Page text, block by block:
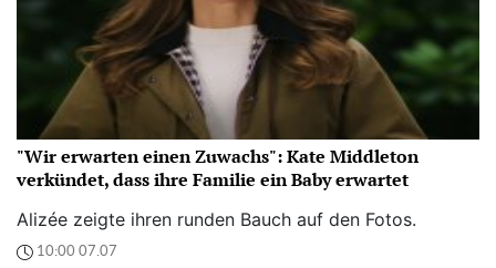
"Wir erwarten einen Zuwachs": Kate Middleton
verkündet, dass ihre Familie ein Baby erwartet
Alizée zeigte ihren runden Bauch auf den Fotos.
10:00 07.07